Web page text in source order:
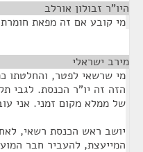
היו"ר זבולון אורלב
מי קובע אם זה מפאת
מירב ישראלי
מי שרשאי לפטר, והחלטתו
הזה זה יו"ר הכנסת. לגבי
של ממלא מקום זמני. אני
יושב ראש הכנסת רשאי,
המייעצת, להעביר חבר